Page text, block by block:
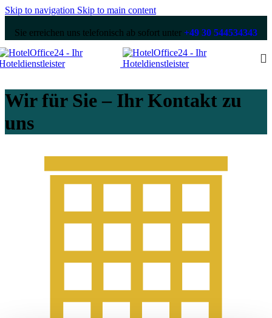
Skip to navigation Skip to main content
Sie erreichen uns telefonisch ab sofort unter +49 30 544534343
Wir für Sie – Ihr Kontakt zu
uns